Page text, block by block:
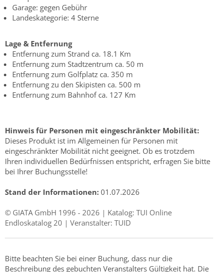
Garage: gegen Gebühr
Landeskategorie: 4 Sterne
Lage & Entfernung
Entfernung zum Strand ca. 18.1 Km
Entfernung zum Stadtzentrum ca. 50 m
Entfernung zum Golfplatz ca. 350 m
Entfernung zu den Skipisten ca. 500 m
Entfernung zum Bahnhof ca. 127 Km
Hinweis für Personen mit eingeschränkter Mobilität:
Dieses Produkt ist im Allgemeinen für Personen mit
eingeschränkter Mobilität nicht geeignet. Ob es trotzdem
Ihren individuellen Bedürfnissen entspricht, erfragen Sie bitte
bei Ihrer Buchungsstelle!
Stand der Informationen: 01.07.2026
© GIATA GmbH 1996 - 2026 | Katalog: TUI Online
Endloskatalog 20 | Veranstalter: TUID
Bitte beachten Sie bei einer Buchung, dass nur die
Beschreibung des gebuchten Veranstalters Gültigkeit hat. Die